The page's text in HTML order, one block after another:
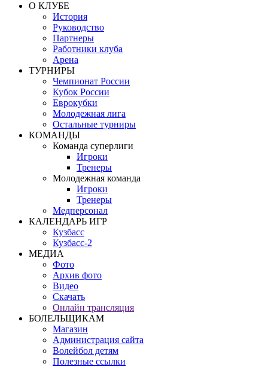
О КЛУБЕ
История
Руководство
Партнеры
Работники клуба
Арена
ТУРНИРЫ
Чемпионат России
Кубок России
Еврокубки
Молодежная лига
Остальные турниры
КОМАНДЫ
Команда суперлиги
Игроки
Тренеры
Молодежная команда
Игроки
Тренеры
Медперсонал
КАЛЕНДАРЬ ИГР
Кузбасс
Кузбасс-2
МЕДИА
Фото
Архив фото
Видео
Скачать
Онлайн трансляция
БОЛЕЛЬЩИКАМ
Магазин
Администрация сайта
Волейбол детям
Полезные ссылки